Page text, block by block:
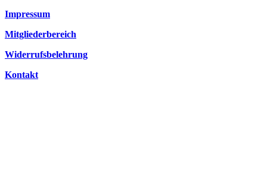
Impressum
Mitgliederbereich
Widerrufsbelehrung
Kontakt